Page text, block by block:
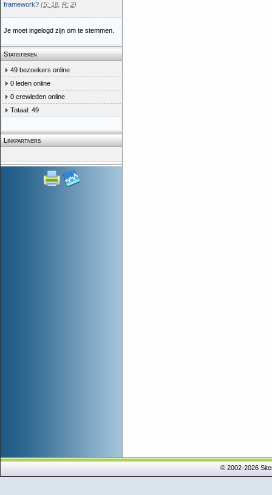
framework? (S: 18 R: 2)
Je moet ingelogd zijn om te stemmen.
Statistieken
49 bezoekers online
0 leden online
0 crewleden online
Totaal: 49
Linkpartners
© 2002-2026